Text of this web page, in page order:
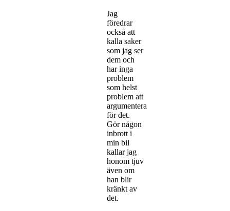
Jag
föredrar
också att
kalla saker
som jag ser
dem och
har inga
problem
som helst
problem att
argumentera
för det.
Gör någon
inbrott i
min bil
kallar jag
honom tjuv
även om
han blir
kränkt av
det.